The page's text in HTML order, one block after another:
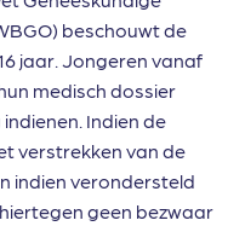
beschouwt de
jaar. Jongeren vanaf
medisch dossier
Indien de
verstrekken van de
indien verondersteld
geen bezwaar